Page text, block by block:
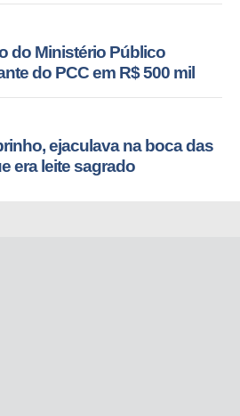
do Ministério Público
do PCC em R$ 500 mil
ejaculava na boca das
era leite sagrado